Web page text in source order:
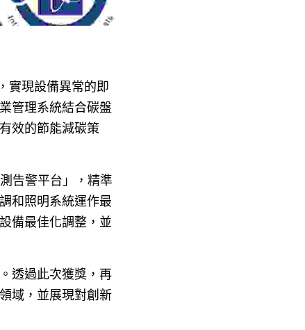
實現設備異常的即
管理系統結合碳盤
效的節能減碳策
告警平台」，精準
和照明系統運作最
備最佳化調整，並
透過此次獲獎，再
域，並展現對創新